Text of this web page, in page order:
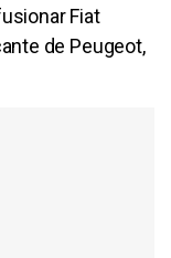
Fiat
de Peugeot,